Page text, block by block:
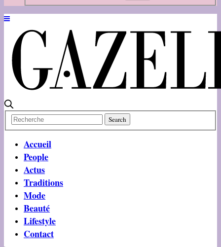
Accueil
People
Actus
Traditions
Mode
Beauté
Lifestyle
Contact